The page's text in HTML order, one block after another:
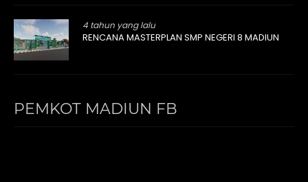
4 tahun yang lalu
RENCANA MASTERPLAN SMP NEGERI 8 MADIUN
PEMKOT MADIUN FB